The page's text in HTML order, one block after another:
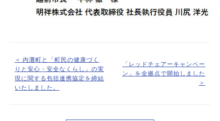
＜ 内灘町と「町民の健康づく
りと安心・安全なくらし」の実
現に関する包括連携協定を締結
いたしました。
「レッドチェアーキャンペー
ン」を全拠点で開始しました
＞